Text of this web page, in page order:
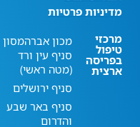
מדיניות פרטיות
מרכזי
טיפול
בפריסה
ארצית
מכון אברהמסון
סניף עין ורד
(מטה ראשי)
סניף ירושלים
סניף באר שבע
והדרום